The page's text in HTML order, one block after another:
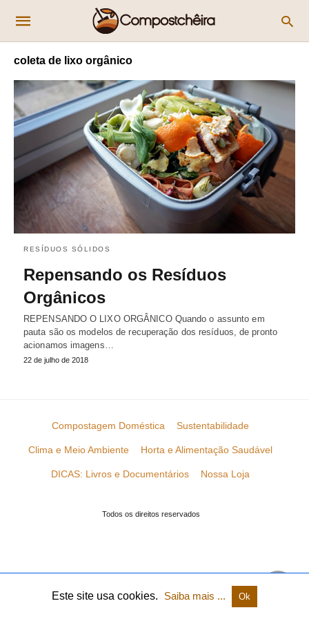
coleta de lixo orgânico
RESÍDUOS SÓLIDOS
Repensando os Resíduos
Orgânicos
REPENSANDO O LIXO ORGÂNICO Quando o assunto em
pauta são os modelos de recuperação dos resíduos, de pronto
acionamos imagens…
22 de julho de 2018
Compostagem Doméstica Sustentabilidade
Clima e Meio Ambiente Horta e Alimentação Saudável
DICAS: Livros e Documentários Nossa Loja
Todos os direitos reservados
Este site usa cookies. Saiba mais ... Ok